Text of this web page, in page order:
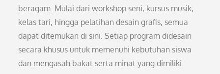
beragam. Mulai dari workshop seni, kursus musik,
kelas tari, hingga pelatihan desain grafis, semua
dapat ditemukan di sini. Setiap program didesain
secara khusus untuk memenuhi kebutuhan siswa
dan mengasah bakat serta minat yang dimiliki.